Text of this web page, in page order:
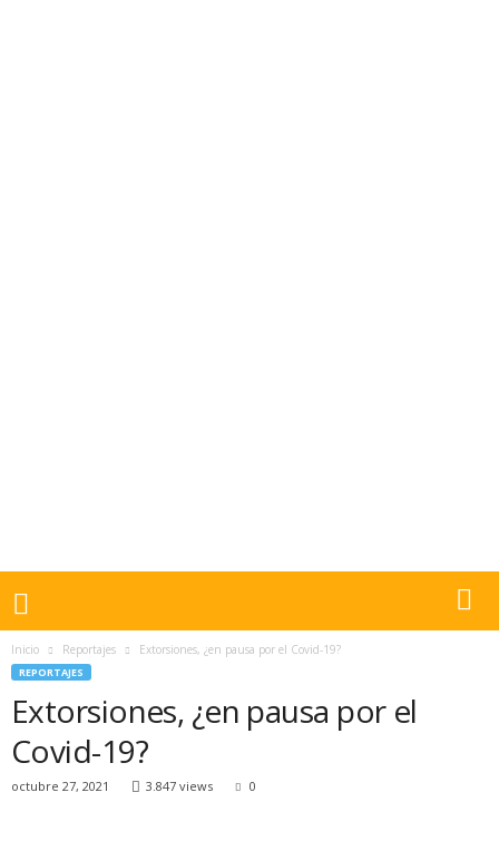
Inicio Reportajes Extorsiones, ¿en pausa por el Covid-19?
REPORTAJES
Extorsiones, ¿en pausa por el
Covid-19?
octubre 27, 2021 3.847 views 0